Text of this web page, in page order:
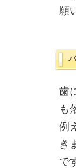
願
歯
も
例
き
で